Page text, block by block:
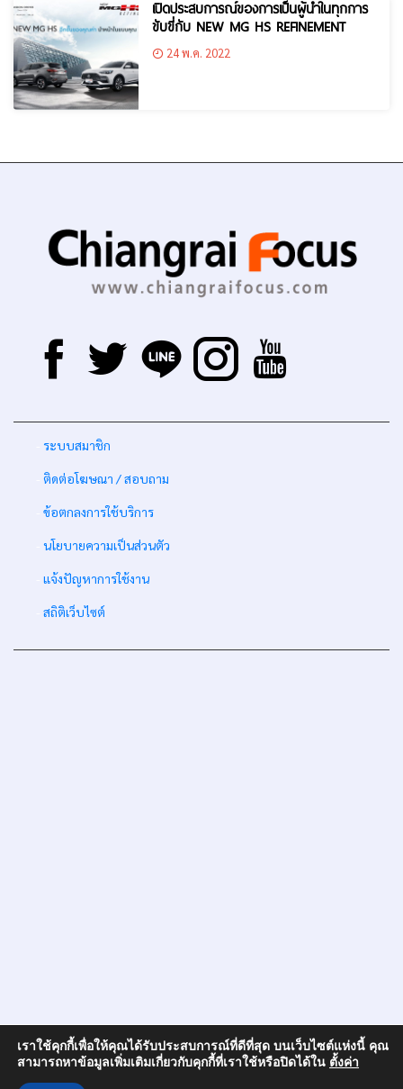
เปิดประสบการณ์ของการเป็นผู้นำในทุกการ
ขับขี่กับ NEW MG HS REFINEMENT
24 พ.ค. 2022
เราใช้คุกกี้เพื่อให้คุณได้รับประสบการณ์ที่ดีที่สุด บนเว็บไซต์แห่งนี้ คุณ
สามารถหาข้อมูลเพิ่มเติมเกี่ยวกับคุกกี้ที่เราใช้หรือปิดได้ใน ตั้งค่า
ระบบสมาชิก
ติดต่อโฆษณา / สอบถาม
ข้อตกลงการใช้บริการ
นโยบายความเป็นส่วนตัว
แจ้งปัญหาการใช้งาน
สถิติเว็บไซต์